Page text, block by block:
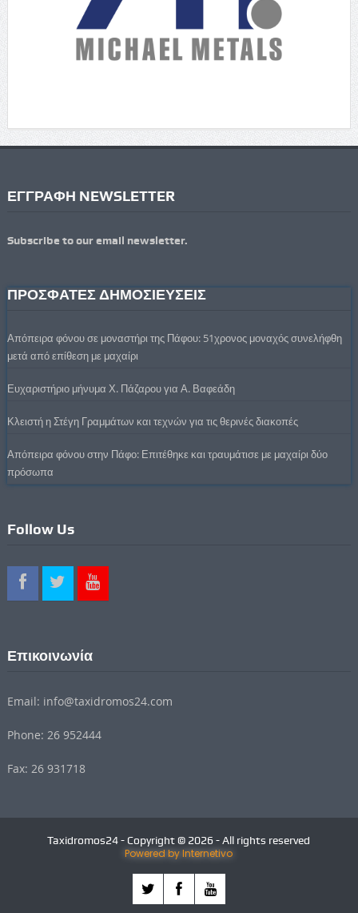
ΕΓΓΡΑΦΗ NEWSLETTER
Subscribe to our email newsletter.
ΠΡΟΣΦΑΤΕΣ ΔΗΜΟΣΙΕΥΣΕΙΣ
Απόπειρα φόνου σε μοναστήρι της Πάφου: 51χρονος μοναχός συνελήφθη
μετά από επίθεση με μαχαίρι
Ευχαριστήριο μήνυμα Χ. Πάζαρου για Α. Βαφεάδη
Κλειστή η Στέγη Γραμμάτων και τεχνών για τις θερινές διακοπές
Απόπειρα φόνου στην Πάφο: Επιτέθηκε και τραυμάτισε με μαχαίρι δύο
πρόσωπα
Follow Us
Επικοινωνία
Email: info@taxidromos24.com
Phone: 26 952444
Fax: 26 931718
Taxidromos24 - Copyright © 2026 - All rights reserved
Powered by Internetivo